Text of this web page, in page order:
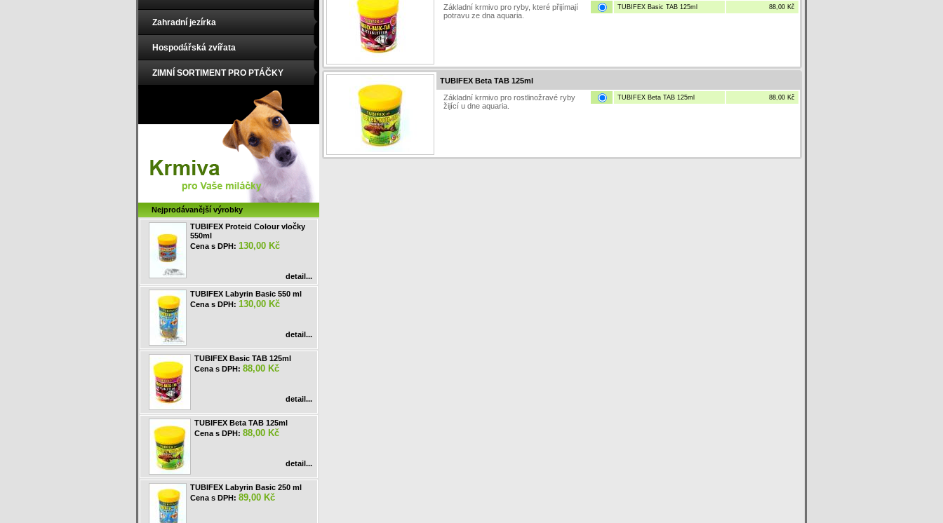
TUBIFEX Basic TAB 125ml 88,00 Kč
Základní krmivo pro ryby, které přijímají
potravu ze dna aquaria.
TUBIFEX Beta TAB 125ml
TUBIFEX Beta TAB 125ml 88,00 Kč
Základní krmivo pro rostlinožravé ryby
žijící u dne aquaria.
Zahradní jezírka
Hospodářská zvířata
ZIMNÍ SORTIMENT PRO PTÁČKY
Nejprodávanější výrobky
TUBIFEX Proteid Colour vločky
550ml
Cena s DPH: 130,00 Kč
detail...
TUBIFEX Labyrin Basic 550 ml
Cena s DPH: 130,00 Kč
detail...
TUBIFEX Basic TAB 125ml
Cena s DPH: 88,00 Kč
detail...
TUBIFEX Beta TAB 125ml
Cena s DPH: 88,00 Kč
detail...
TUBIFEX Labyrin Basic 250 ml
Cena s DPH: 89,00 Kč